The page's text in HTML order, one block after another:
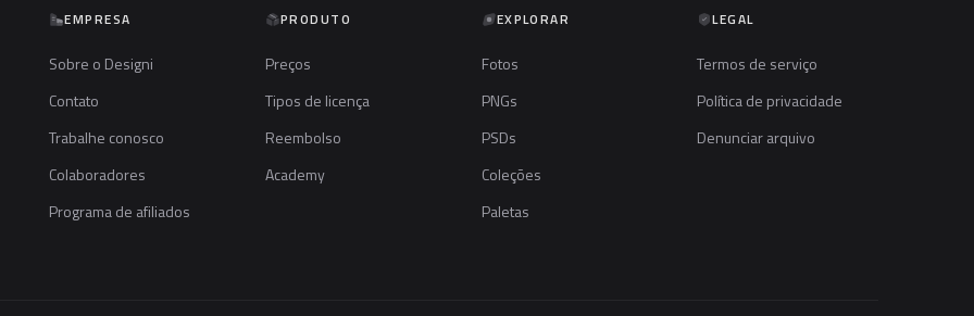
EMPRESA
Sobre o Designi
Contato
Trabalhe conosco
Colaboradores
Programa de afiliados
PRODUTO
Preços
Tipos de licença
Reembolso
Academy
EXPLORAR
Fotos
PNGs
PSDs
Coleções
Paletas
LEGAL
Termos de serviço
Política de privacidade
Denunciar arquivo